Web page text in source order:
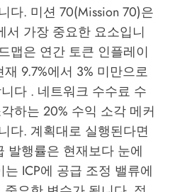
다. 미션 70(Mission 70)은
서 가장 중요한 요소입니
맵은 연간 토큰 인플레이
9.7%에서 3% 미만으로
다 . 네트워크 수수료 수
하는 20% 수익 소각 메커
다. 계획대로 실행된다면
발행률은 현재보다 눈에
ICP에 공급 조정 밸류에